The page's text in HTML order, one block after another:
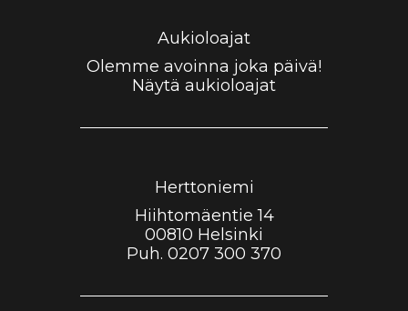
a
g
r
a
b
o
k
d
v
i
o
r
Aukioloajat
Olemme avoinna joka päivä!
Näytä aukioloajat
Herttoniemi
Hiihtomäentie 14
00810 Helsinki
Puh. 0207 300 370